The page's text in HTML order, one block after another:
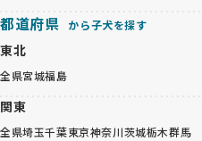
都道府県 から子犬を探す
東北
全県宮城福島
関東
全県埼玉千葉東京神奈川茨城栃木群馬